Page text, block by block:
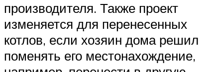
производителя. Также проект
изменяется для перенесенных
котлов, если хозяин дома решил
поменять его местонахождение,